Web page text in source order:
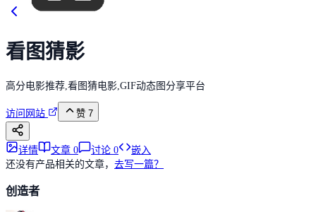
看图猜影
高分电影推荐,看图猜电影,GIF动态图分享平台
访问网站 赞 7
详情 文章 0 讨论 0
嵌入
还没有产品相关的文章， 去写一篇？
创造者